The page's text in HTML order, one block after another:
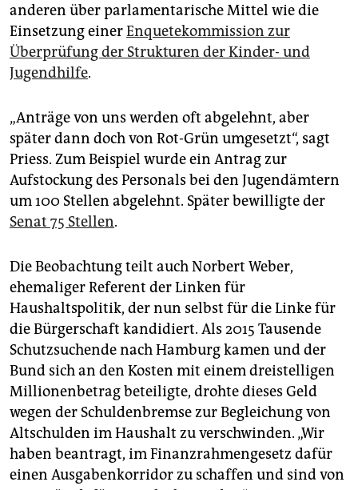
anderen über parlamentarische Mittel wie die
Einsetzung einerEnquetekommission zur
Überprüfung der Strukturen der Kinder- und
Jugendhilfe.
„Anträge von uns werden oft abgelehnt, aber
später dann doch von Rot-Grün umgesetzt“, sagt
Priess. Zum Beispiel wurde ein Antrag zur
Aufstockung des Personals bei den Jugendämtern
um 100 Stellen abgelehnt. Später bewilligte der
Senat 75 Stellen.
Die Beobachtung teilt auch Norbert Weber,
ehemaliger Referent der Linken für
Haushaltspolitik, der nun selbst für die Linke für
die Bürgerschaft kandidiert. Als 2015 Tausende
Schutzsuchende nach Hamburg kamen und der
Bund sich an den Kosten mit einem dreistelligen
Millionenbetrag beteiligte, drohte dieses Geld
wegen der Schuldenbremse zur Begleichung von
Altschulden im Haushalt zu verschwinden. „Wir
haben beantragt, im Finanzrahmengesetz dafür
einen Ausgabenkorridor zu schaffen und sind von